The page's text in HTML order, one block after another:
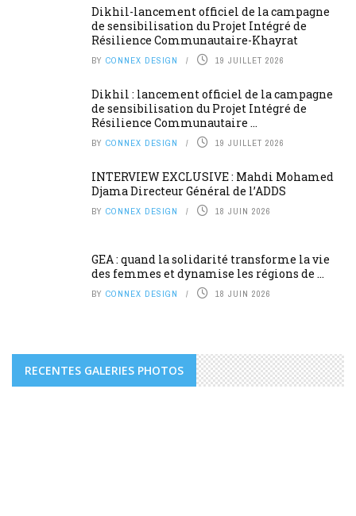
Dikhil-lancement officiel de la campagne
de sensibilisation du Projet Intégré de
Résilience Communautaire-Khayrat
BY CONNEX DESIGN 19 JUILLET 2026
Dikhil : lancement officiel de la campagne
de sensibilisation du Projet Intégré de
Résilience Communautaire ...
BY CONNEX DESIGN 19 JUILLET 2026
INTERVIEW EXCLUSIVE : Mahdi Mohamed
Djama Directeur Général de l’ADDS
BY CONNEX DESIGN 18 JUIN 2026
GEA : quand la solidarité transforme la vie
des femmes et dynamise les régions de ...
BY CONNEX DESIGN 18 JUIN 2026
RECENTES GALERIES PHOTOS